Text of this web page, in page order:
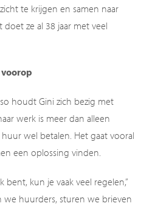
te krijgen en samen naar
ze al 38 jaar met veel
houdt Gini zich bezig met
werk is meer dan alleen
wel betalen. Het gaat vooral
een oplossing vinden.
bent, kun je vaak veel regelen,”
we huurders, sturen we brieven